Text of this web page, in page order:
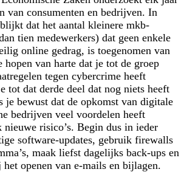
van consumenten en bedrijven. In
blijkt dat het aantal kleinere mkb-
tien medewerkers) dat geen enkele
online gedrag, is toegenomen van
hopen van harte dat je tot de groep
tegen cybercrime heeft
tot dat derde deel dat nog niets heeft
je bewust dat de opkomst van digitale
bedrijven veel voordelen heeft
nieuwe risico’s. Begin dus in ieder
software-updates, gebruik firewalls
maak liefst dagelijks back-ups en
openen van e-mails en bijlagen.